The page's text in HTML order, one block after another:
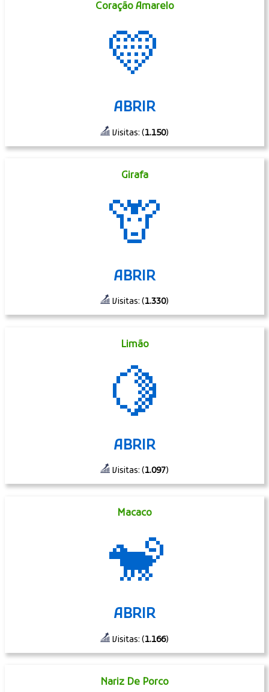
Coração Amarelo
💛
ABRIR
Visitas: (1.150)
Girafa
🦒
ABRIR
Visitas: (1.330)
Limão
🍋
ABRIR
Visitas: (1.097)
Macaco
🐒
ABRIR
Visitas: (1.166)
Nariz De Porco